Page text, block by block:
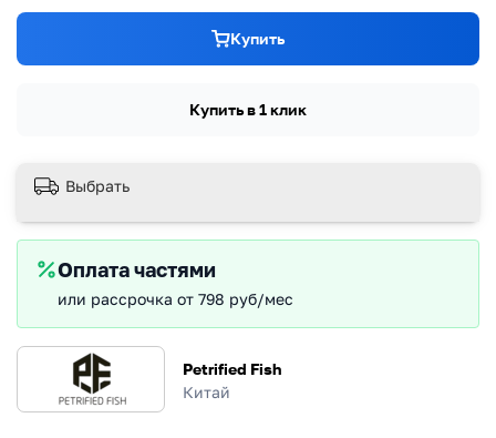
Petrified Fish
Китай
Купить
Купить в 1 клик
Выбрать
Оплата частями
или рассрочка от 798 руб/мес